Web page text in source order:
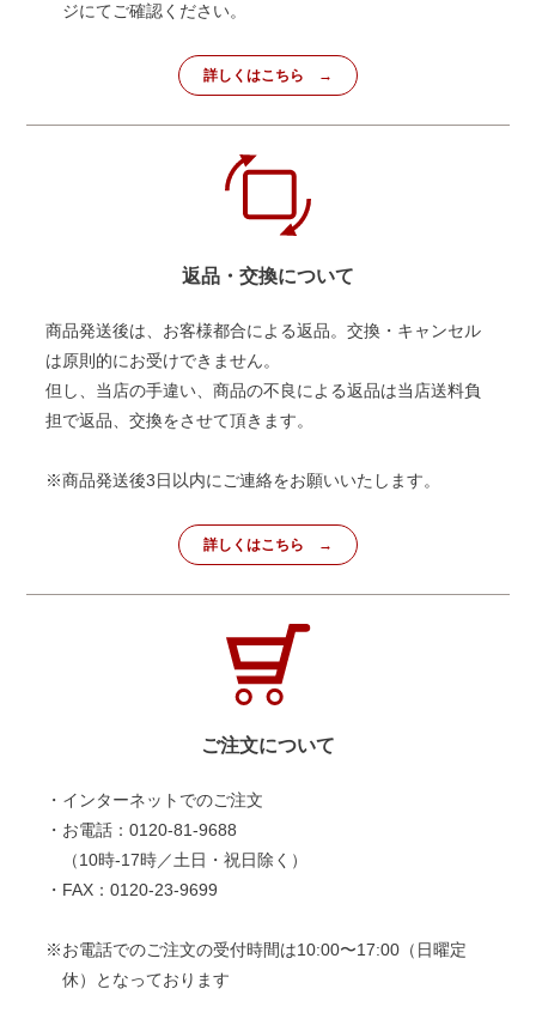
ジにてご確認ください。
詳しくはこちら
返品・交換について
商品発送後は、お客様都合による返品。交換・キャンセル
は原則的にお受けできません。
但し、当店の手違い、商品の不良による返品は当店送料負
担で返品、交換をさせて頂きます。
※商品発送後3日以内にご連絡をお願いいたします。
詳しくはこちら
ご注文について
・インターネットでのご注文
・お電話：0120-81-9688
（10時-17時／土日・祝日除く）
・FAX：0120-23-9699
※お電話でのご注文の受付時間は10:00〜17:00（日曜定
休）となっております